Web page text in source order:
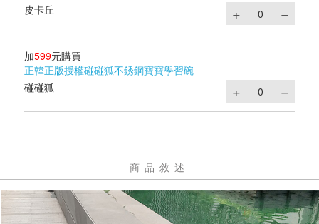
皮卡丘
加599元購買
正韓正版授權碰碰狐不銹鋼寶寶學習碗
碰碰狐
商品敘述